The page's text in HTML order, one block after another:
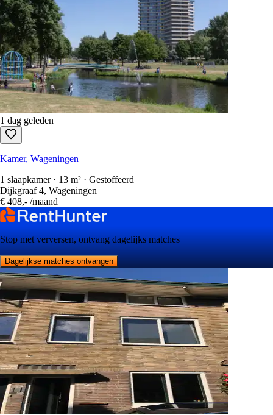
1 dag geleden
Kamer, Wageningen
1 slaapkamer · 13 m² · Gestoffeerd
Dijkgraaf 4, Wageningen
€ 408,- /maand
Stop met verversen, ontvang dagelijks matches
Dagelijkse matches ontvangen